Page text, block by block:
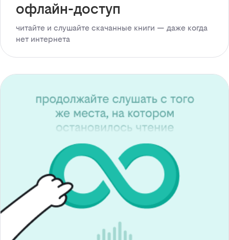
офлайн-доступ
читайте и слушайте скачанные книги — даже когда
нет интернета